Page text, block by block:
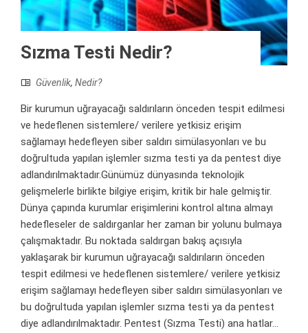
Sızma Testi Nedir?
Güvenlik, Nedir?
Bir kurumun uğrayacağı saldırıların önceden tespit edilmesi
ve hedeflenen sistemlere/ verilere yetkisiz erişim
sağlamayı hedefleyen siber saldırı simülasyonları ve bu
doğrultuda yapılan işlemler sızma testi ya da pentest diye
adlandırılmaktadır.Günümüz dünyasında teknolojik
gelişmelerle birlikte bilgiye erişim, kritik bir hale gelmiştir.
Dünya çapında kurumlar erişimlerini kontrol altına almayı
hedefleseler de saldırganlar her zaman bir yolunu bulmaya
çalışmaktadır. Bu noktada saldırgan bakış açısıyla
yaklaşarak bir kurumun uğrayacağı saldırıların önceden
tespit edilmesi ve hedeflenen sistemlere/ verilere yetkisiz
erişim sağlamayı hedefleyen siber saldırı simülasyonları ve
bu doğrultuda yapılan işlemler sızma testi ya da pentest
diye adlandırılmaktadır. Pentest (Sızma Testi) ana hatlar...